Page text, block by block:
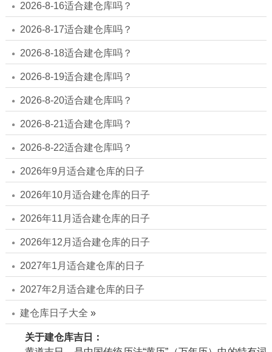
2026-8-16适合建仓库吗？
2026-8-17适合建仓库吗？
2026-8-18适合建仓库吗？
2026-8-19适合建仓库吗？
2026-8-20适合建仓库吗？
2026-8-21适合建仓库吗？
2026-8-22适合建仓库吗？
2026年9月适合建仓库的日子
2026年10月适合建仓库的日子
2026年11月适合建仓库的日子
2026年12月适合建仓库的日子
2027年1月适合建仓库的日子
2027年2月适合建仓库的日子
建仓库日子大全 »
关于建仓库吉日：